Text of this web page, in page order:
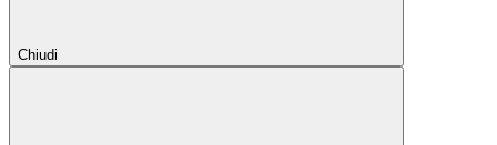
Chiudi